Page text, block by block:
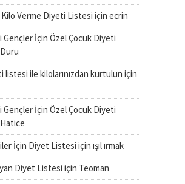
Kilo Verme Diyeti Listesi için ecrin
Gençler İçin Özel Çocuk Diyeti
Duru
listesi ile kilolarınızdan kurtulun için
Gençler İçin Özel Çocuk Diyeti
Hatice
İçin Diyet Listesi için ışıl ırmak
Diyet Listesi için Teoman